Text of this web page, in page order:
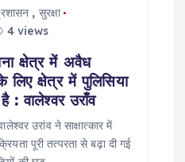
, सुरक्षा
4 views
क्षेत्र में अवैध
लिए क्षेत्र में पुलिसिया
: वालेश्वर उराँव
उरांव ने साक्षात्कार में
पूरी तत्परता से बढ़ा दी गई